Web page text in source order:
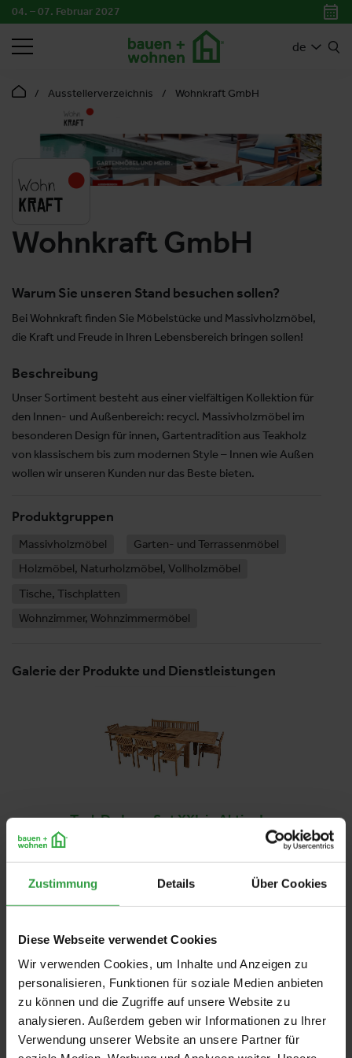
Zustimmung Details Über Cookies
Diese Webseite verwendet Cookies
Wir verwenden Cookies, um Inhalte und Anzeigen zu
personalisieren, Funktionen für soziale Medien anbieten
zu können und die Zugriffe auf unsere Website zu
analysieren. Außerdem geben wir Informationen zu Ihrer
Verwendung unserer Website an unsere Partner für
04. – 07. Februar 2027
de
SUCHEN
Ausstellerverzeichnis Wohnkraft GmbH
Wohnkraft GmbH
Warum Sie unseren Stand besuchen sollen?
Bei Wohnkraft finden Sie Möbelstücke und Massivholzmöbel,
die Kraft und Freude in Ihren Lebensbereich bringen sollen!
Beschreibung
Unser Sortiment besteht aus einer vielfältigen Kollektion für
den Innen- und Außenbereich: recycl. Massivholzmöbel im
besonderen Design für innen, Gartentradition aus Teakholz
von klassischem bis zum modernen Style – Innen wie Außen
wollen wir unseren Kunden nur das Beste bieten.
Produktgruppen
Massivholzmöbel
Garten- und Terrassenmöbel
Holzmöbel, Naturholzmöbel, Vollholzmöbel
Tische, Tischplatten
Wohnzimmer, Wohnzimmermöbel
Galerie der Produkte und Dienstleistungen
Teak De Luxe Set XXL in Aktion!
Halle 2+6
FOLLOW US